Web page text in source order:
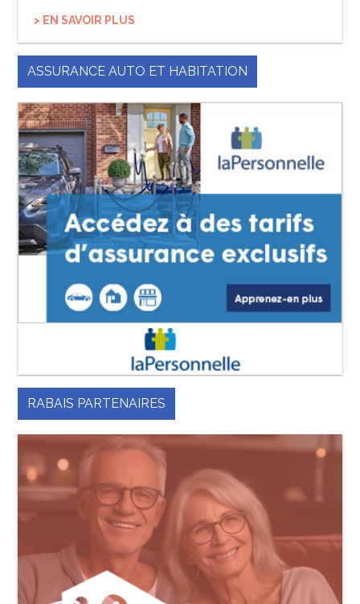
> EN SAVOIR PLUS
ASSURANCE AUTO ET HABITATION
RABAIS PARTENAIRES